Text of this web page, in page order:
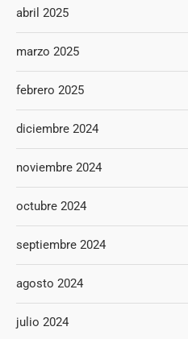
abril 2025
marzo 2025
febrero 2025
diciembre 2024
noviembre 2024
octubre 2024
septiembre 2024
agosto 2024
julio 2024